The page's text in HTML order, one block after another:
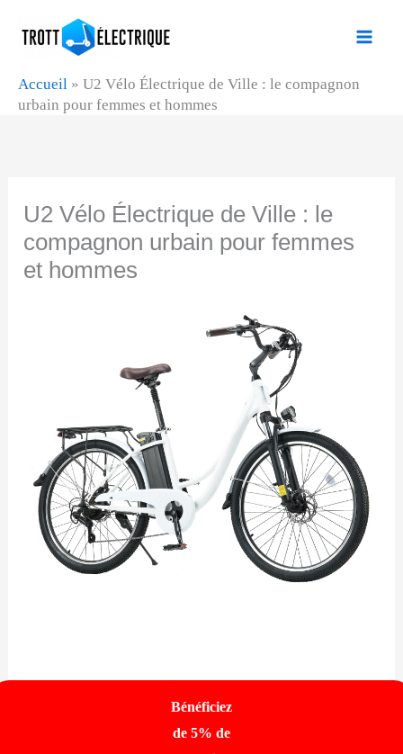
Accueil » U2 Vélo Électrique de Ville : le compagnon
urbain pour femmes et hommes
U2 Vélo Électrique de Ville : le
compagnon urbain pour femmes
et hommes
Bénéficiez
de 5% de